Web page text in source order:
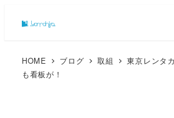
HOME ブログ 取組
東京レンタ
も看板が！